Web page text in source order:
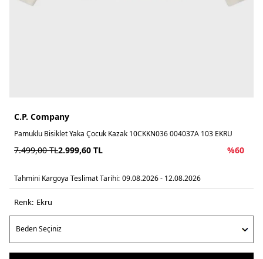
C.P. Company
Pamuklu Bisiklet Yaka Çocuk Kazak 10CKKN036 004037A 103 EKRU
7.499,00TL2.999,60 TL %60
Tahmini Kargoya Teslimat Tarihi: 09.08.2026 - 12.08.2026
Renk: ekru